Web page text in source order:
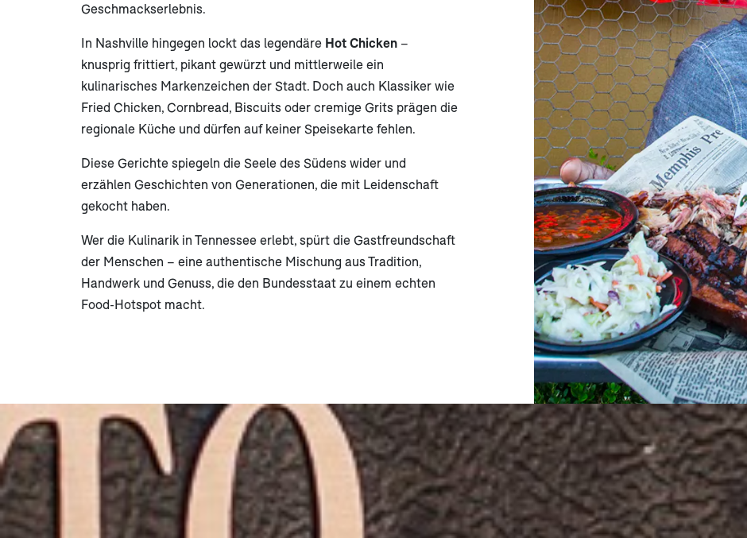
Geschmackserlebnis.
In Nashville hingegen lockt das legendäre Hot Chicken –
knusprig frittiert, pikant gewürzt und mittlerweile ein
kulinarisches Markenzeichen der Stadt. Doch auch Klassiker wie
Fried Chicken, Cornbread, Biscuits oder cremige Grits prägen die
regionale Küche und dürfen auf keiner Speisekarte fehlen.
Diese Gerichte spiegeln die Seele des Südens wider und
erzählen Geschichten von Generationen, die mit Leidenschaft
gekocht haben.
Wer die Kulinarik in Tennessee erlebt, spürt die Gastfreundschaft
der Menschen – eine authentische Mischung aus Tradition,
Handwerk und Genuss, die den Bundesstaat zu einem echten
Food-Hotspot macht.